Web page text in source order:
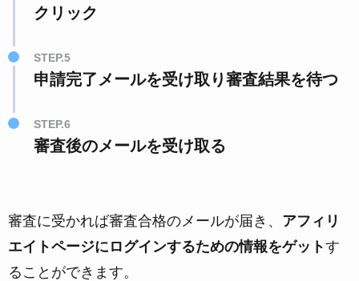
クリック
STEP.5
申請完了メールを受け取り審査結果を待つ
STEP.6
審査後のメールを受け取る
審査に受かれば審査合格のメールが届き、 アフィリ
エイトページにログインするための情報をゲットす
ることができます。